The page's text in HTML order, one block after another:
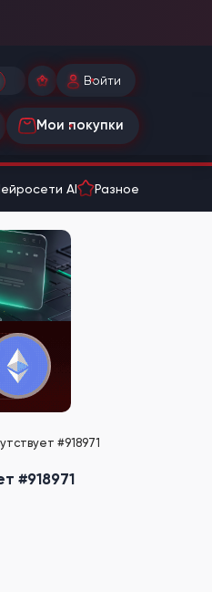
Войти
Мои покупки
AI Разное
#918971
#918971